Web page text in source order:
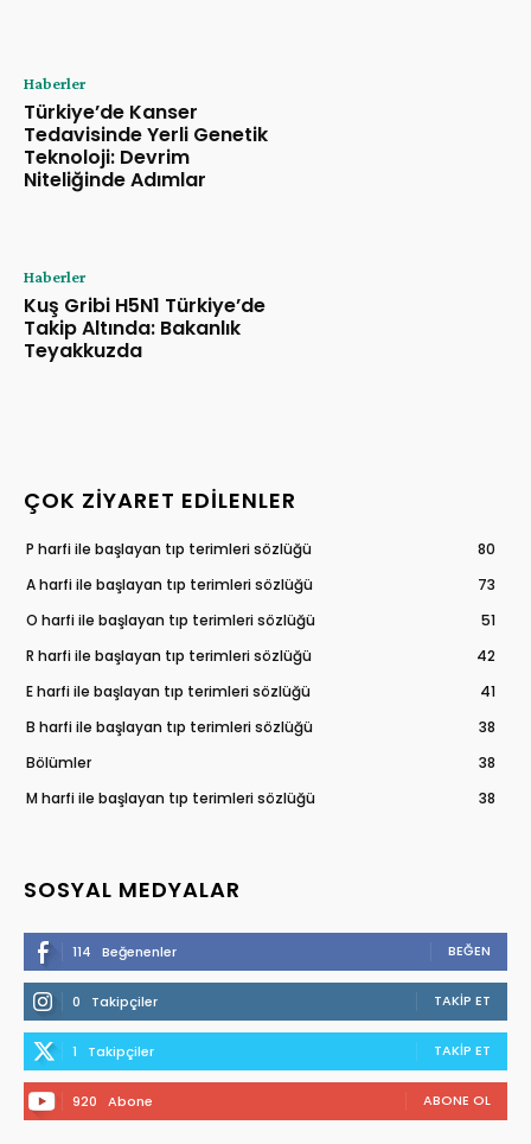
Haberler
Türkiye’de Kanser
Tedavisinde Yerli Genetik
Teknoloji: Devrim
Niteliğinde Adımlar
Haberler
Kuş Gribi H5N1 Türkiye’de
Takip Altında: Bakanlık
Teyakkuzda
ÇOK ZIYARET EDILENLER
P harfi ile başlayan tıp terimleri sözlüğü
80
A harfi ile başlayan tıp terimleri sözlüğü
73
O harfi ile başlayan tıp terimleri sözlüğü
51
R harfi ile başlayan tıp terimleri sözlüğü
42
E harfi ile başlayan tıp terimleri sözlüğü
41
B harfi ile başlayan tıp terimleri sözlüğü
38
Bölümler
38
M harfi ile başlayan tıp terimleri sözlüğü
38
SOSYAL MEDYALAR
114 Beğenenler BEĞEN
0 Takipçiler TAKIP ET
1 Takipçiler TAKIP ET
920 Abone ABONE OL